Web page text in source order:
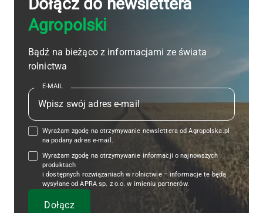
Dołącz do newslettera
Agropolski
Bądź na bieżąco z informacjami ze świata
rolnictwa
E-MAIL
Wyrażam zgodę na otrzymywanie newslettera od Agropolska.pl
na podany adres e-mail.
Wyrażam zgodę na otrzymywanie informacji o najnowszych
produktach
i dostępnych rozwiązaniach w rolnictwie – informacje te będą
wysyłane od APRA sp. z o.o. w imieniu partnerów.